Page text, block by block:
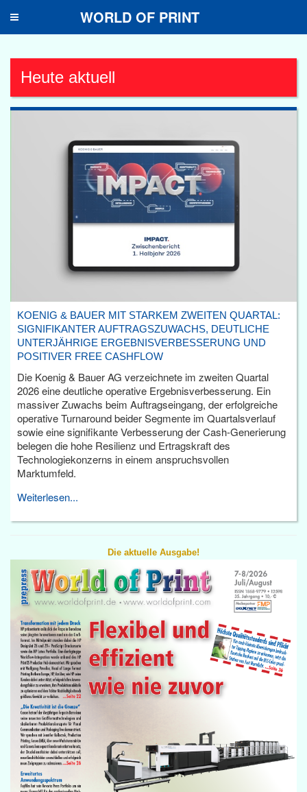
Toggle
WORLD OF PRINT
Heute aktuell
KOENIG & BAUER MIT STARKEM ZWEITEN QUARTAL:
SIGNIFIKANTER AUFTRAGSZUWACHS, DEUTLICHE
UNTERJÄHRIGE ERGEBNISVERBESSERUNG UND
POSITIVER FREE CASHFLOW
Die Koenig & Bauer AG verzeichnete im zweiten Quartal
2026 eine deutliche operative Ergebnisverbesserung. Ein
massiver Zuwachs beim Auftragseingang, der erfolgreiche
operative Turnaround beider Segmente im Quartalsverlauf
sowie eine signifikante Verbesserung der Cash-Generierung
belegen die hohe Resilienz und Ertragskraft des
Technologiekonzerns in einem anspruchsvollen
Marktumfeld.
Weiterlesen...
Die aktuelle Ausgabe!